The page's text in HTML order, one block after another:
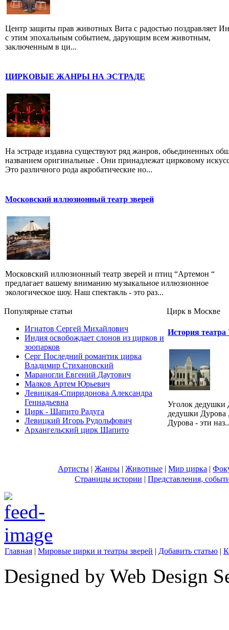
Центр защиты прав животных Вита с радостью поздравляет
с этим эпохальным событием, дарующим всем животным,
заключенным в ци...
ЦИРКОВЫЕ ЖАНРЫ НА ЭСТРАДЕ
На эстраде издавна существуют ряд жанров, обьединенных
названием оригинальные . Они принадлежат цирковому
Это различного рода акробатические но...
Московский иллюзионный театр зверей
Московский иллюзионный театр зверей и птиц “Артемон “
предлагает вашему вниманию музыкальное иллюзионное
экологическое шоу. Наш спектакль - это раз...
Популярные cтатьи
Игнатов Сергей Михайлович
Индия освобождает слонов из цирков и
зоопарков
Серг Последний романтик цирка
Владимир Стихановский
Мараногли Евгений Даутович
Малков Артем Юрьевич
Левицкая-Спиридонова Александра
Геннадьевна
Цирк - Шапито Радуга
Левицкий Игорь Рудольфович
Архангельский цирк Шапито
Цирк в Москве
История
Уголок дедушки
дедушки Дурова
Дурова - эти
Артисты | Жанры | Животные | Мир цирка |
Страницы истории | Представления,
Главная | Мировые цирки и театры зверей | Добавить статью |
Designed by Web Design